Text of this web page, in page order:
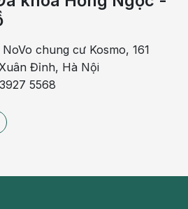
bệnh nguy hiểm, dễ lây lan qua
và gây bệnh dịch lớn. Ðể phòng
vệ sức khoẻ và tính mạng của
đồng, cần thực hiện 6 biện
sau:
sôi, tất cả đồ ăn, thức uống
uống.
chung cư Kosmo, 161
Đỉnh, Hà Nội
5568